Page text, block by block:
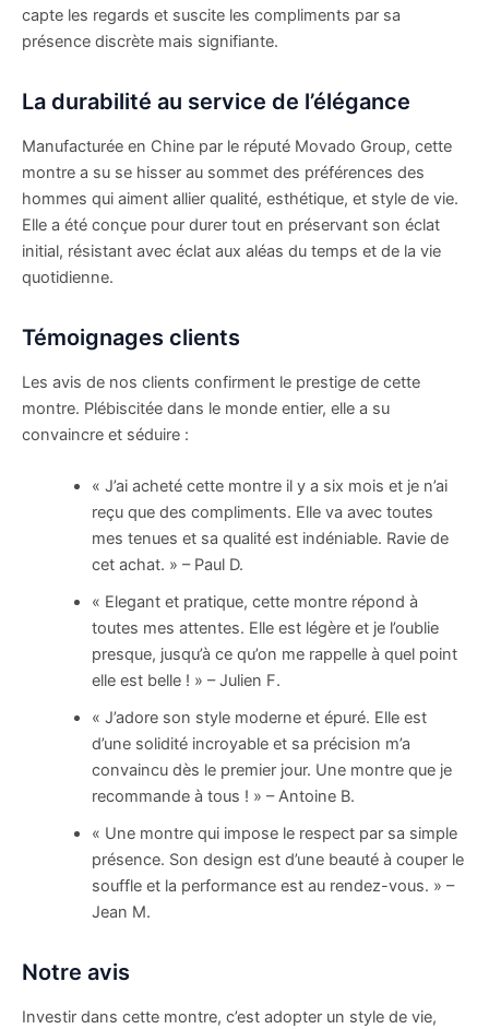
capte les regards et suscite les compliments par sa
présence discrète mais signifiante.
La durabilité au service de l’élégance
Manufacturée en Chine par le réputé Movado Group, cette
montre a su se hisser au sommet des préférences des
hommes qui aiment allier qualité, esthétique, et style de vie.
Elle a été conçue pour durer tout en préservant son éclat
initial, résistant avec éclat aux aléas du temps et de la vie
quotidienne.
Témoignages clients
Les avis de nos clients confirment le prestige de cette
montre. Plébiscitée dans le monde entier, elle a su
convaincre et séduire :
« J’ai acheté cette montre il y a six mois et je n’ai
reçu que des compliments. Elle va avec toutes
mes tenues et sa qualité est indéniable. Ravie de
cet achat. » – Paul D.
« Elegant et pratique, cette montre répond à
toutes mes attentes. Elle est légère et je l’oublie
presque, jusqu’à ce qu’on me rappelle à quel point
elle est belle ! » – Julien F.
« J’adore son style moderne et épuré. Elle est
d’une solidité incroyable et sa précision m’a
convaincu dès le premier jour. Une montre que je
recommande à tous ! » – Antoine B.
« Une montre qui impose le respect par sa simple
présence. Son design est d’une beauté à couper le
souffle et la performance est au rendez-vous. » –
Jean M.
Notre avis
Investir dans cette montre, c’est adopter un style de vie,